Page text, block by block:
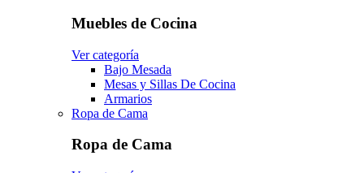
Muebles de Cocina
Ver categoría
Bajo Mesada
Mesas y Sillas De Cocina
Armarios
Ropa de Cama
Ropa de Cama